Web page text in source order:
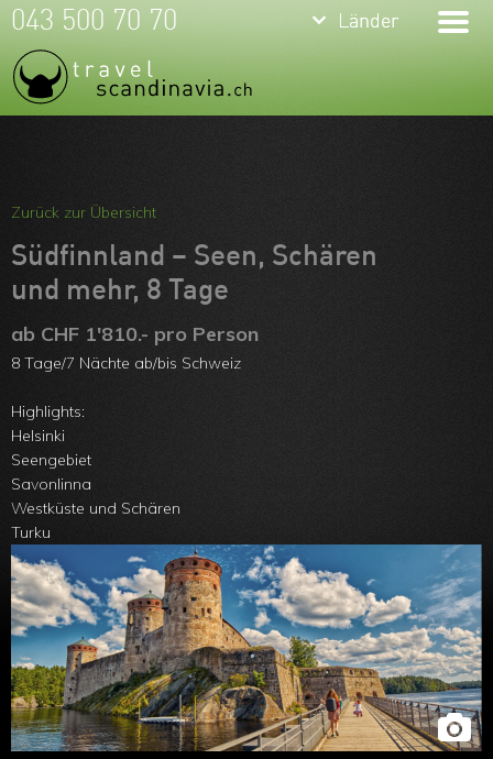
Team
Über uns
Feedbacks
Kontakt
keyboard_arrow_down Länder
Arktis
Lappland im
Winter
keyboard_arrow_down Länder
043 500 70 70
Zurück zur Übersicht
Südfinnland – Seen, Schären
und mehr, 8 Tage
ab CHF 1'810.- pro Person
8 Tage/7 Nächte ab/bis Schweiz
Highlights:
Helsinki
Seengebiet
Savonlinna
Westküste und Schären
Turku